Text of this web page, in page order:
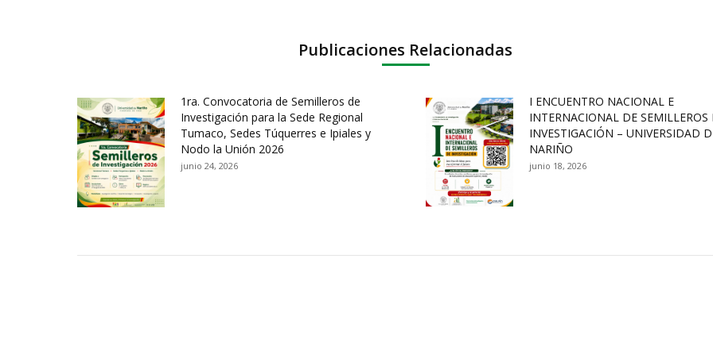
Publicaciones Relacionadas
1ra. Convocatoria de Semilleros de
Investigación para la Sede Regional
Tumaco, Sedes Túquerres e Ipiales y
Nodo la Unión 2026
junio 24, 2026
I ENCUENTRO NACIONAL E
INTERNACIONAL DE SEMILLEROS
INVESTIGACIÓN – UNIVERSIDAD
NARIÑO
junio 18, 2026